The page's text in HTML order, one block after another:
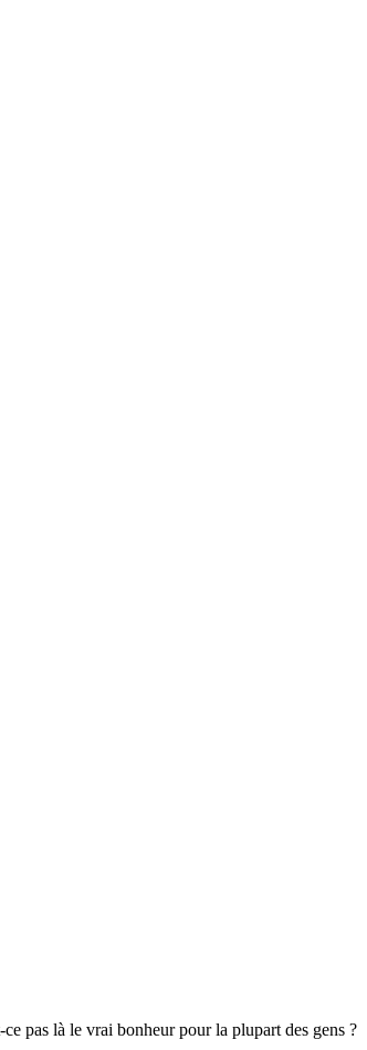
pas là le vrai bonheur pour la plupart des gens ?